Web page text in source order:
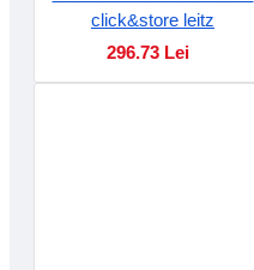
click&store leitz
296.73 Lei